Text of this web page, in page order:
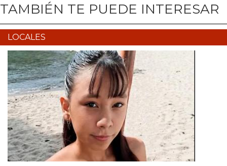
TAMBIÉN TE PUEDE INTERESAR
LOCALES